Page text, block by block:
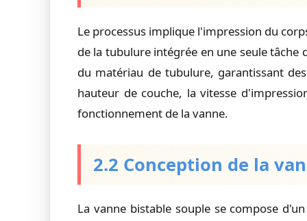
Le processus implique l'impression du
de la tubulure intégrée en une seule
du matériau de tubulure, garantissant
hauteur de couche, la vitesse
fonctionnement de la vanne.
2.2 Conception de la
La vanne bistable souple se compose